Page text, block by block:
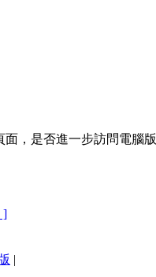
，是否進一步訪問電腦版
]
|